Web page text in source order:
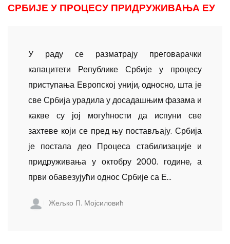
СРБИЈЕ У ПРОЦЕСУ ПРИДРУЖИВAЊА ЕУ
У раду се разматрају преговарачки
капацитети Републике Србије у процесу
приступања Европској унији, односно, шта је
све Србија урадила у досадашњим фазама и
какве су јој могућности да испуни све
захтеве који се пред њу постављају. Србија
је постала део Процеса стабилизације и
придруживања у октобру 2000. године, а
први обавезујући однос Србије са Е...
Жељко П. Мојсиловић